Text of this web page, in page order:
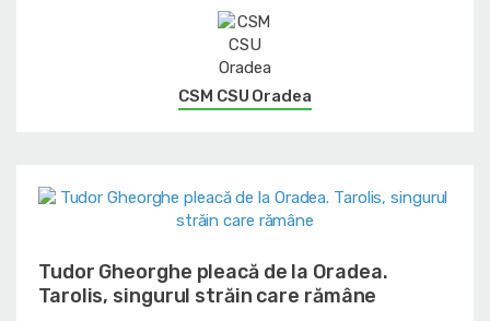
CSM CSU Oradea
Tudor Gheorghe pleacă de la Oradea.
Tarolis, singurul străin care rămâne